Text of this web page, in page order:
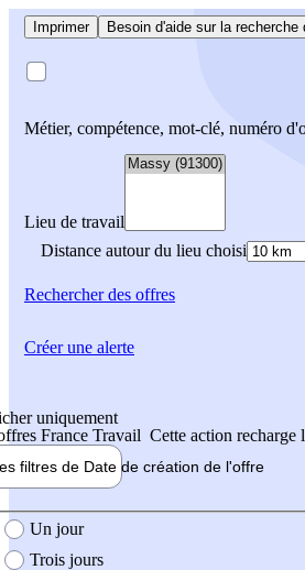
Imprimer Besoin d'aide sur la recherche
Métier, compétence, mot-clé, numéro
Lieu de travail
Distance autour du lieu choisi
Rechercherdes offres
uniquement
France Travail Cette action recharge
filtres de Date de création de l'offre
création de l'offre
Un jour
Trois jours
Créer une alerte